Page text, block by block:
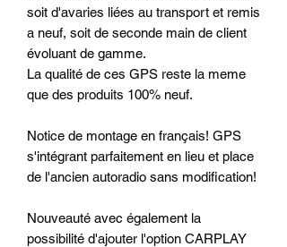
soit d'avaries liées au transport et remis
a neuf, soit de seconde main de client
évoluant de gamme.
La qualité de ces GPS reste la meme
que des produits 100% neuf.
Notice de montage en français! GPS
s'intégrant parfaitement en lieu et place
de l'ancien autoradio sans modification!
Nouveauté avec également la
possibilité d'ajouter l'option CARPLAY